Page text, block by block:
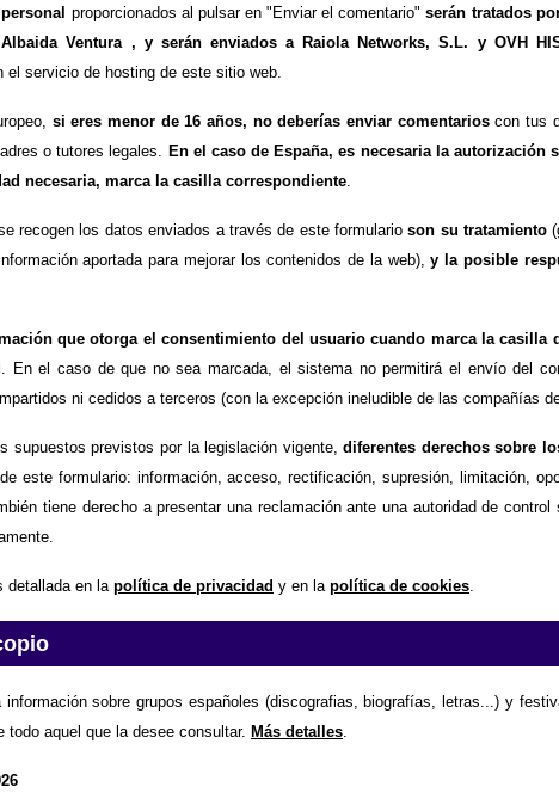
proporcionados al pulsar en "Enviar el comentario"serán tratados
Ventura , y serán enviados a Raiola Networks, S.L. y OVH
el servicio de hosting de este sitio web.
si eres menor de 16 años, no deberías enviar comentarioscon tus
o tutores legales.
En el caso de España, es necesaria la autorización
necesaria, marca la casilla correspondiente
recogen los datos enviados a través de este formularioson su tratamiento
aportada para mejorar los contenidos de la web),y la posible
que otorga el consentimiento del usuario cuando marca la casilla
. En el caso de que no sea marcada, el sistema no permitirá el envío del
ni cedidos a terceros (con la excepción ineludible de las compañías
supuestos previstos por la legislación vigente,diferentes derechos sobre
este formulario: información, acceso, rectificación, supresión, limitación,
tiene derecho a presentar una reclamación ante una autoridad de
detallada en la política de privacidad y en la política de cookies
información sobre grupos españoles (discografias, biografías, letras...) y
todo aquel que la desee consultar. Más detalles.